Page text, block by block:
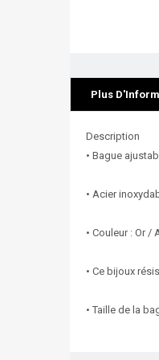
Plus
Description
• Bague
• Acier
• Couleur : Or /
• Ce bijoux
• Taille de la